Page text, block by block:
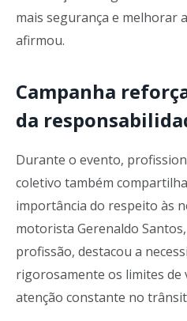
mais segurança e melhorar
afirmou.
Campanha
da
Durante o evento,
coletivo também
importância do respeito às
motorista Gerenaldo
profissão, destacou a
rigorosamente os limites de
atenção constante no